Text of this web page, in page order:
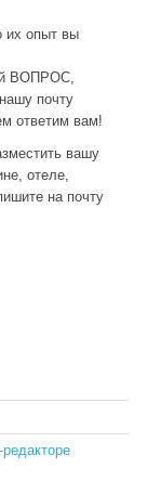
их опыт вы
ВОПРОС,
почту
ответим вам!
вашу
отеле,
на почту